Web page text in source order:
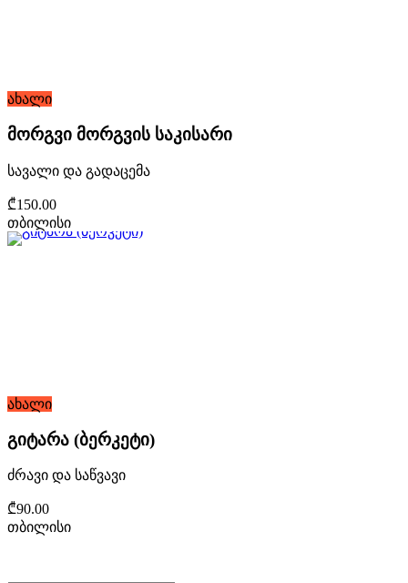
ახალი
მორგვი მორგვის საკისარი
სავალი და გადაცემა
₾150.00
თბილისი
ახალი
გიტარა (ბერკეტი)
ძრავი და საწვავი
₾90.00
თბილისი